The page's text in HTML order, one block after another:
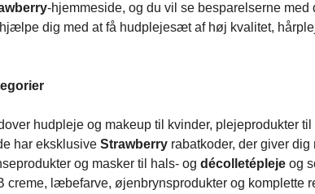
-hjemmeside, og du vil se besparelserne med
dig med at få hudplejesæt af høj kvalitet,
hudpleje og makeup til kvinder, plejeprodukter
har eksklusive Strawberry rabatkoder, der giver
og masker til hals- og décolletépleje og
creme, læbefarve, øjenbrynsprodukter og komplette